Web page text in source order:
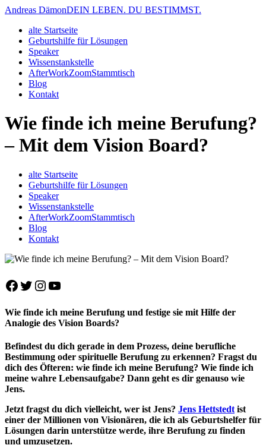
Andreas DämonDEIN LEBEN. DU BESTIMMST.
alte Startseite
Geburtshilfe für Lösungen
Speaker
Wissenstankstelle
AfterWorkZoomStammtisch
Blog
Kontakt
Wie finde ich meine Berufung?
– Mit dem Vision Board?
alte Startseite
Geburtshilfe für Lösungen
Speaker
Wissenstankstelle
AfterWorkZoomStammtisch
Blog
Kontakt
Facebook
Twitter
Instagram
YouTube
Wie finde ich meine Berufung und festige sie mit Hilfe der
Analogie des Vision Boards?
Befindest du dich gerade in dem Prozess, deine berufliche
Bestimmung oder spirituelle Berufung zu erkennen? Fragst du
dich des Öfteren: wie finde ich meine Berufung? Wie finde ich
meine wahre Lebensaufgabe? Dann geht es dir genauso wie
Jens.
Jetzt fragst du dich vielleicht, wer ist Jens? Jens Hettstedt ist
einer der Millionen von Visionären, die ich als Geburtshelfer für
Lösungen darin unterstütze werde, ihre Berufung zu finden
und umzusetzen.